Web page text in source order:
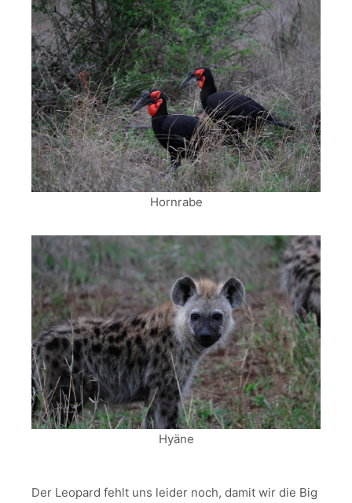
Hornrabe
Hyäne
Der Leopard fehlt uns leider noch, damit wir die Big